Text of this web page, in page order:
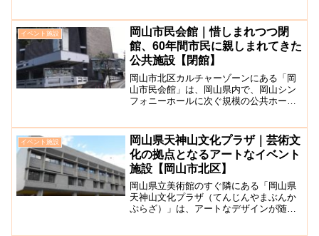
イベントに利用される、岡山駅から徒歩
圏内にある大型スタジアム...
イベント施設
岡山市民会館｜惜しまれつつ閉
館、60年間市民に親しまれてきた
公共施設【閉館】
岡山市北区カルチャーゾーンにある「岡
山市民会館」は、岡山県内で、岡山シン
フォニーホールに次ぐ規模の公共ホール
席が多く、どの席からも舞台が見やすい
構造で、66席のオ...
イベント施設
岡山県天神山文化プラザ｜芸術文
化の拠点となるアートなイベント
施設【岡山市北区】
岡山県立美術館のすぐ隣にある「岡山県
天神山文化プラザ（てんじんやまぶんか
ぷらざ）」は、アートなデザインが随所